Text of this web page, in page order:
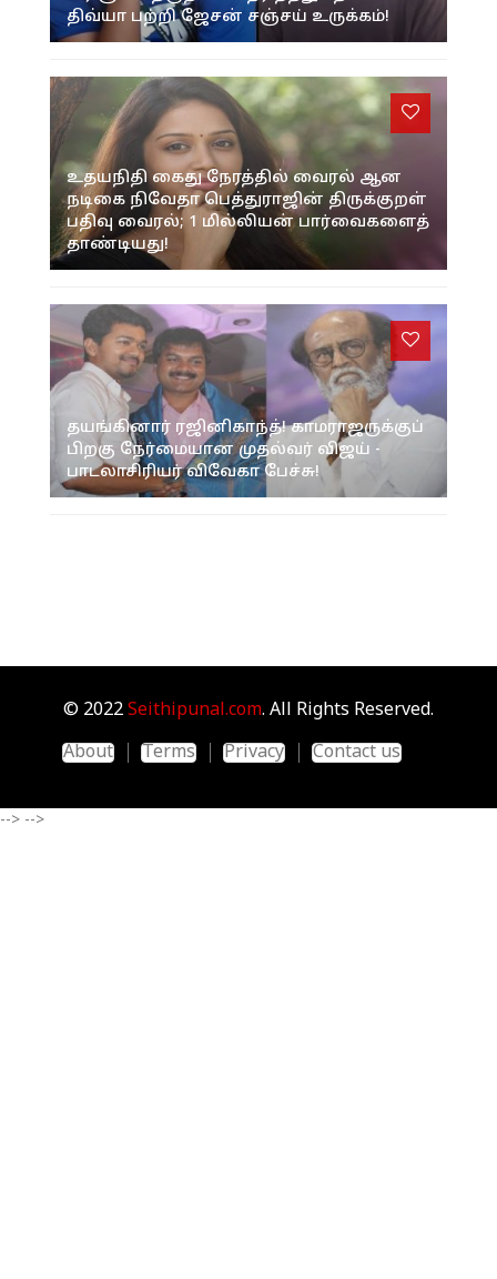
திவ்யா பற்றி ஜேசன் சஞ்சய் உருக்கம்!
உதயநிதி கைது நேரத்தில் வைரல் ஆன
நடிகை நிவேதா பெத்துராஜின் திருக்குறள்
பதிவு வைரல்; 1 மில்லியன் பார்வைகளைத்
தாண்டியது!
தயங்கினார் ரஜினிகாந்த்! காமராஜருக்குப்
பிறகு நேர்மையான முதல்வர் விஜய் -
பாடலாசிரியர் விவேகா பேச்சு!
© 2022 Seithipunal.com. All Rights Reserved.
About
Terms Privacy Contact us
--> -->